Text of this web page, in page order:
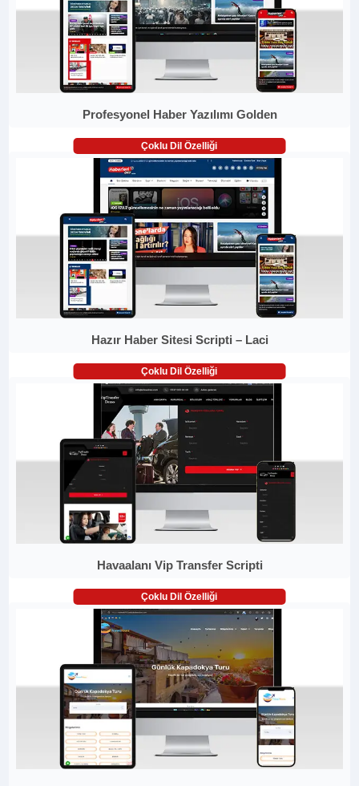
Profesyonel Haber Yazılımı Golden
Çoklu Dil Özelliği
Hazır Haber Sitesi Scripti – Laci
Çoklu Dil Özelliği
Havaalanı Vip Transfer Scripti
Çoklu Dil Özelliği